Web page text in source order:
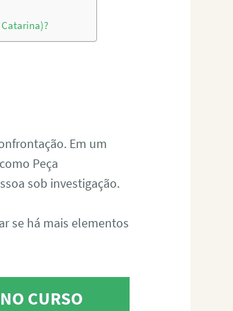
Em um
Peça
sob investigação.
se há mais elementos
CURSO